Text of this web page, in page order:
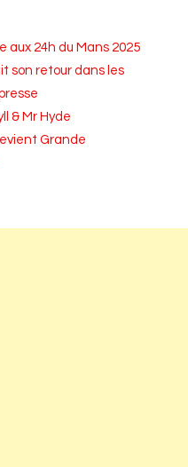
aux 24h du Mans 2025
son retour dans les
& Mr Hyde
Grande